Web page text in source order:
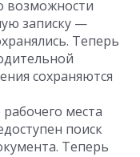
возможности
записку —
Теперь
сохраняются
места
поиск
Теперь